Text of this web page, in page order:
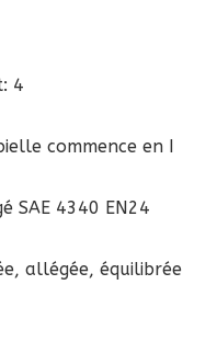
4
commence en I
SAE 4340 EN24
allégée, équilibrée